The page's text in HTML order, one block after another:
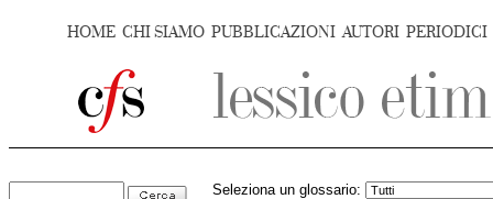
HOME CHI SIAMO PUBBLICAZIONI AUTORI PERIODICI
Seleziona un glossario: